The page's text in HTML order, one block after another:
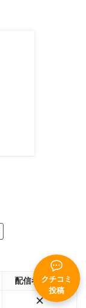
クチコミ
投稿
配信者コラボ